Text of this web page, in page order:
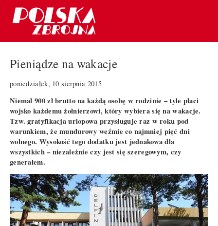
Pieniądze na wakacje
poniedziałek, 10 sierpnia 2015
Niemal 900 zł brutto na każdą osobę w rodzinie – tyle płaci
wojsko każdemu żołnierzowi, który wybiera się na wakacje.
Tzw. gratyfikacja urlopowa przysługuje raz w roku pod
warunkiem, że mundurowy weźmie co najmniej pięć dni
wolnego. Wysokość tego dodatku jest jednakowa dla
wszystkich – niezależnie czy jest się szeregowym, czy
generałem.